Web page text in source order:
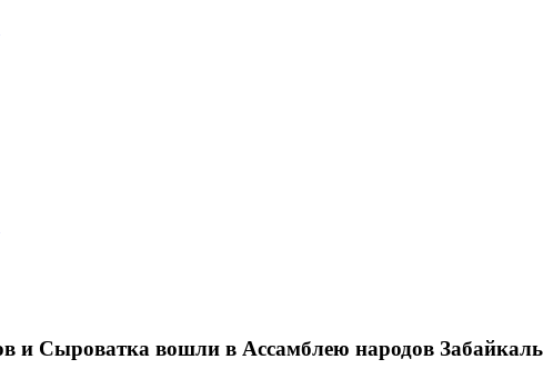
и Сыроватка вошли в Ассамблею народов